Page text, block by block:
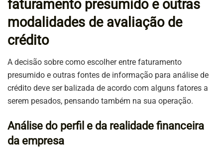
faturamento presumido e outras
modalidades de avaliação de
crédito
A decisão sobre como escolher entre faturamento
presumido e outras fontes de informação para análise de
crédito deve ser balizada de acordo com alguns fatores a
serem pesados, pensando também na sua operação.
Análise do perfil e da realidade financeira
da empresa